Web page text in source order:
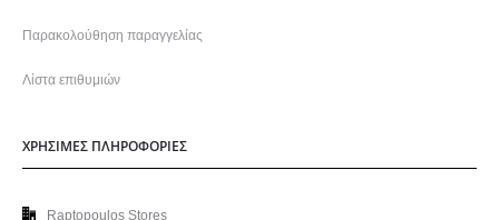
Παρακολούθηση παραγγελίας
Λίστα επιθυμιών
ΧΡΗΣΙΜΕΣ ΠΛΗΡΟΦΟΡΙΕΣ
Raptopoulos Stores